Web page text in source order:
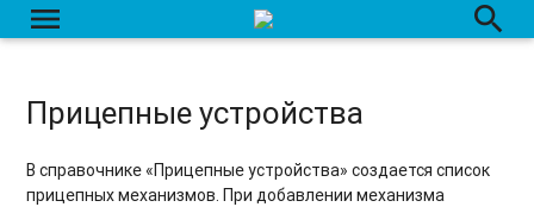
menu search
Прицепные устройства
В справочнике «Прицепные устройства» создается список
прицепных механизмов. При добавлении механизма